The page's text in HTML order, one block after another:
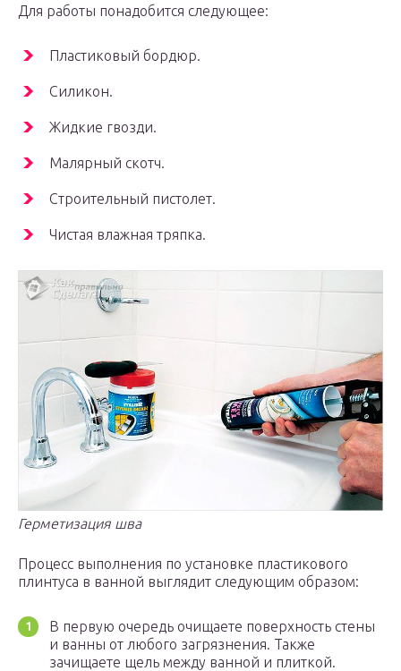
Для работы понадобится следующее:
Пластиковый бордюр.
Силикон.
Жидкие гвозди.
Малярный скотч.
Строительный пистолет.
Чистая влажная тряпка.
Герметизация шва
Процесс выполнения по установке пластикового
плинтуса в ванной выглядит следующим образом:
В первую очередь очищаете поверхность стены
и ванны от любого загрязнения. Также
зачищаете щель между ванной и плиткой.